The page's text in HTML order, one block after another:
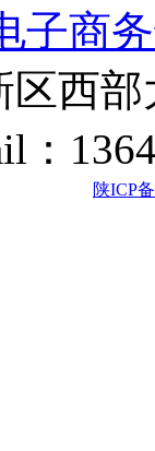
子商
西
：
陕ICP